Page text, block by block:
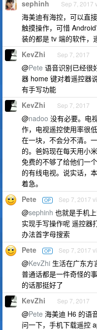
sephinh Sep 7, 2017
海美迪有海控，可以直
触摸操作，可惜
装的都是 tv 端的软件
KevZhi Sep 7, 2017
@Pete 语音识别已经很
器 home 键对着遥控器
有手写功能
KevZhi Sep 7, 2017
@nadoo 没有必要。电
作，电视遥控使用率很
在一块，不会分不清。
的。爸妈现在每天用小
免费的不够了给他们一
的有线电视。说实话，
着急。
Pete OP Sep 7, 2017
@sephinh 也就是手机
实现手写操作呢 遥控器
办法首字母搜索
Pete OP Sep 7, 2017
@KevZhi 生活在广东方
普通话都是一件奇怪的
的话那挺好了
KevZhi Sep 7, 2017
@Pete 海美迪 H6 的语
问一下，手机下载遥控